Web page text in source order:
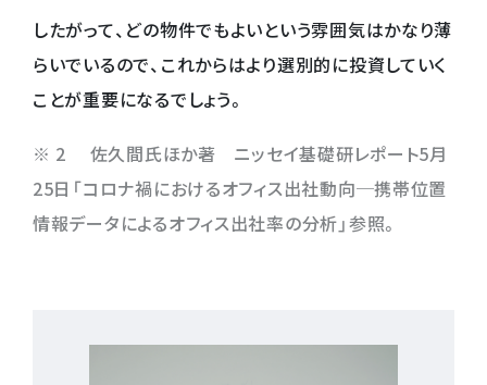
したがって、どの物件でもよいという雰囲気はかなり薄
らいでいるので、これからはより選別的に投資していく
ことが重要になるでしょう。
※ 2 佐久間氏ほか著 ニッセイ基礎研レポート5月
25日「コロナ禍におけるオフィス出社動向─携帯位置
情報データによるオフィス出社率の分析」参照。